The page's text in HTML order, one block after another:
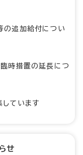
の追加給付につい
時措置の延長につ
ています
せ